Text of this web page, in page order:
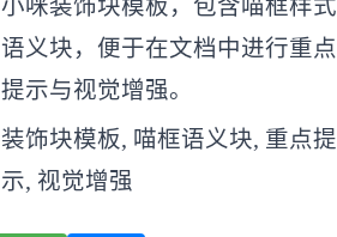
小咪装饰块模板，包含喵框样式
语义块，便于在文档中进行重点
提示与视觉增强。
装饰块模板, 喵框语义块, 重点提
示, 视觉增强